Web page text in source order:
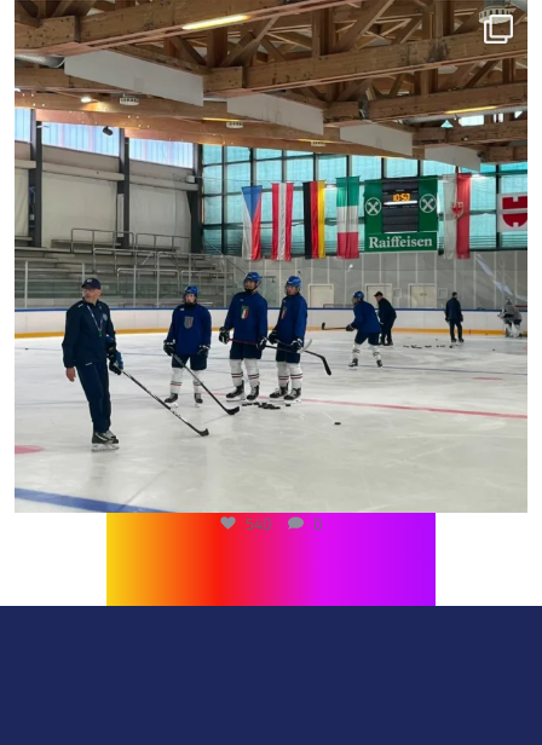
540 0